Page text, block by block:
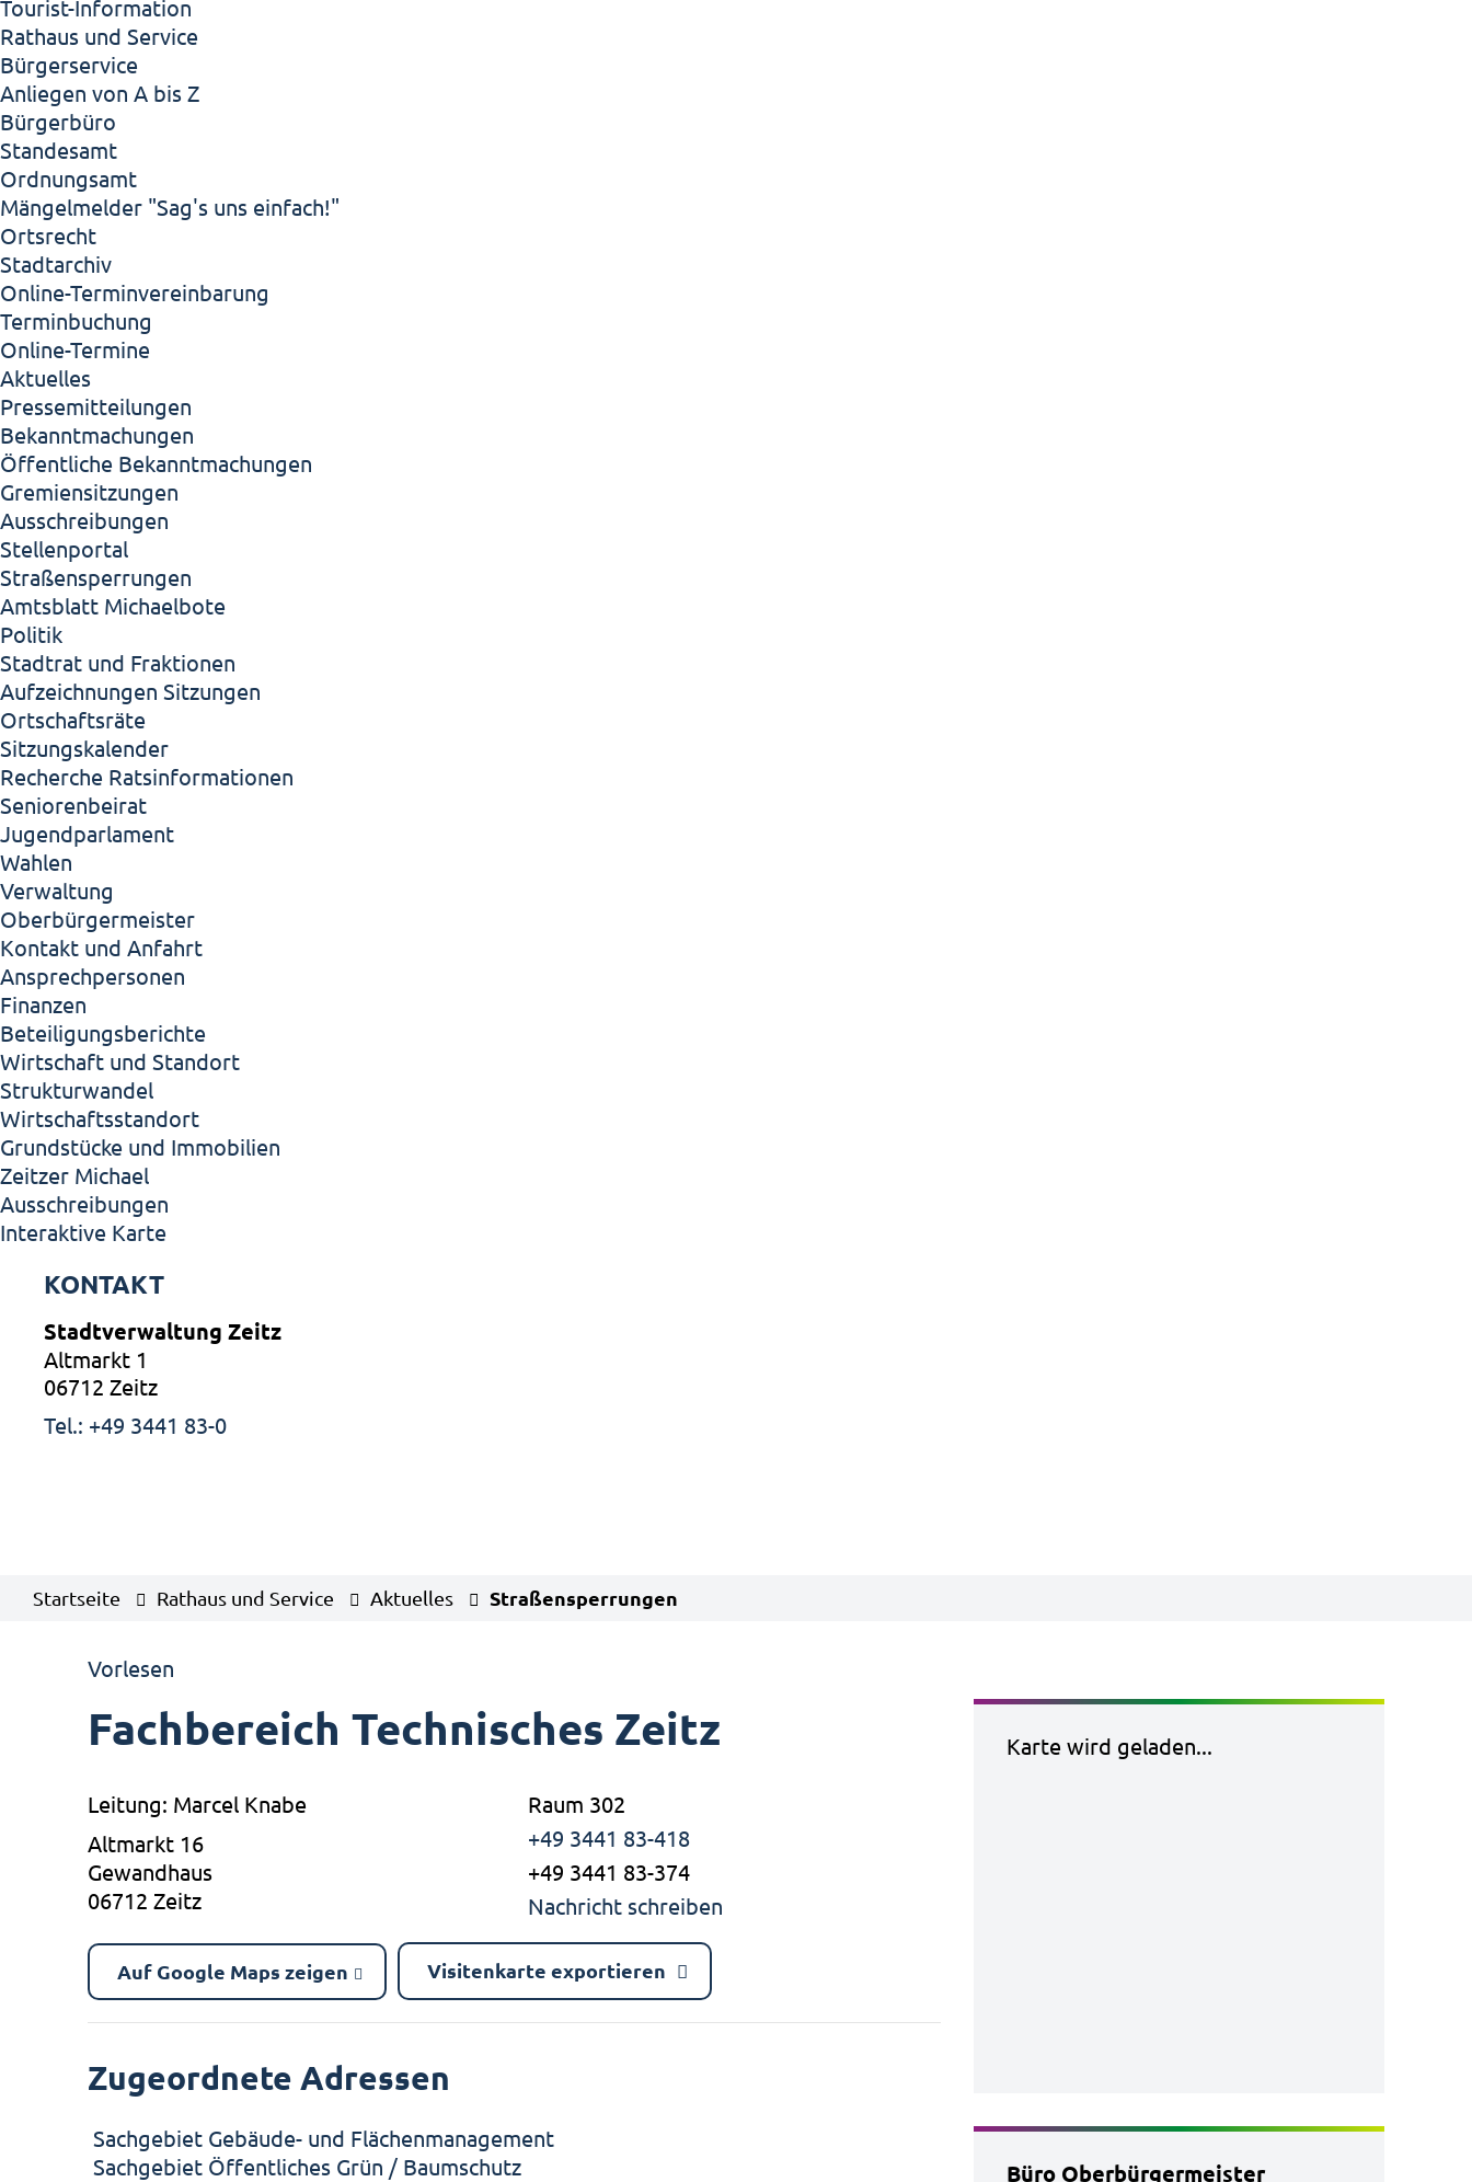
Tourist-Information
Rathaus und Service
Bürgerservice
Anliegen von A bis Z
Bürgerbüro
Standesamt
Ordnungsamt
Mängelmelder "Sag's uns einfach!"
Ortsrecht
Stadtarchiv
Online-Terminvereinbarung
Terminbuchung
Online-Termine
Aktuelles
Pressemitteilungen
Bekanntmachungen
Öffentliche Bekanntmachungen
Gremiensitzungen
Ausschreibungen
Stellenportal
Straßensperrungen
Amtsblatt Michaelbote
Politik
Stadtrat und Fraktionen
Aufzeichnungen Sitzungen
Ortschaftsräte
Sitzungskalender
Recherche Ratsinformationen
Seniorenbeirat
Jugendparlament
Wahlen
Verwaltung
Oberbürgermeister
Kontakt und Anfahrt
Ansprechpersonen
Finanzen
Beteiligungsberichte
Wirtschaft und Standort
Strukturwandel
Wirtschaftsstandort
Grundstücke und Immobilien
Zeitzer Michael
Ausschreibungen
Interaktive Karte
KONTAKT
Stadtverwaltung Zeitz
Altmarkt 1
06712 Zeitz
Tel.: +49 3441 83-0
Startseite Rathaus und Service Aktuelles Straßensperrungen
Vorlesen
Fachbereich Technisches Zeitz
Leitung: Marcel Knabe
Altmarkt 16
Gewandhaus
06712 Zeitz
Raum 302
+49 3441 83-418
+49 3441 83-374
Nachricht schreiben
Auf Google Maps zeigen Visitenkarte exportieren
Zugeordnete Adressen
Sachgebiet Gebäude- und Flächenmanagement
Sachgebiet Öffentliches Grün / Baumschutz
Karte wird geladen...
Büro Oberbürgermeister